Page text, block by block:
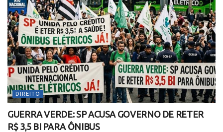
DIREITO
GUERRA VERDE: SP ACUSA GOVERNO DE RETER
R$ 3,5 BI PARA ÔNIBUS